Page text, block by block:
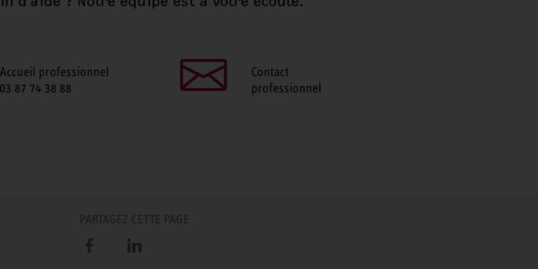
professionnel
87 74 38 88
Contact
professionnel
PARTAGEZ CETTE PAGE
Facebook LinkedIn